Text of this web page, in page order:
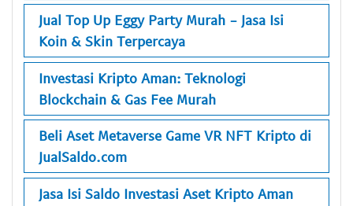
Jual Top Up Eggy Party Murah - Jasa Isi
Koin & Skin Terpercaya
Investasi Kripto Aman: Teknologi
Blockchain & Gas Fee Murah
Beli Aset Metaverse Game VR NFT Kripto di
JualSaldo.com
Jasa Isi Saldo Investasi Aset Kripto Aman